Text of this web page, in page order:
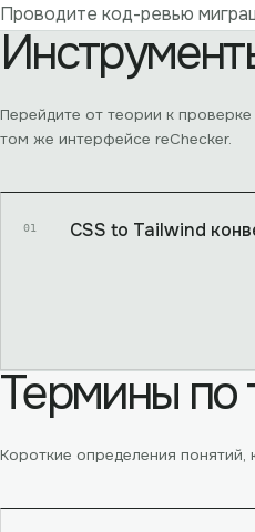
Проводите код-ревью
Перейдите от теории к
том же интерфейсе reChecker.
01 CSS to Tailwind
Термины по
Короткие определения понятий,